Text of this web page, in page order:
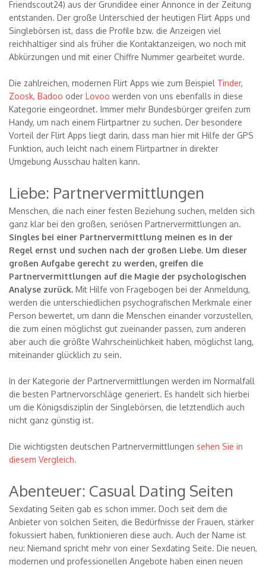
Friendscout24) aus der Grundidee einer Annonce in der Zeitung
entstanden. Der große Unterschied der heutigen Flirt Apps und
Singlebörsen ist, dass die Profile bzw. die Anzeigen viel
reichhaltiger sind als früher die Kontaktanzeigen, wo noch mit
Abkürzungen und mit einer Chiffre Nummer gearbeitet wurde.
Die zahlreichen, modernen Flirt Apps wie zum Beispiel Tinder,
Zoosk, Badoo oder Lovoo werden von uns ebenfalls in diese
Kategorie eingeordnet. Immer mehr Bundesbürger greifen zum
Handy, um nach einem Flirtpartner zu suchen. Der besondere
Vorteil der Flirt Apps liegt darin, dass man hier mit Hilfe der GPS
Funktion, auch leicht nach einem Flirtpartner in direkter
Umgebung Ausschau halten kann.
Liebe: Partnervermittlungen
Menschen, die nach einer festen Beziehung suchen, melden sich
ganz klar bei den großen, seriösen Partnervermittlungen an.
Singles bei einer Partnervermittlung meinen es in der
Regel ernst und suchen nach der großen Liebe. Um dieser
großen Aufgabe gerecht zu werden, greifen die
Partnervermittlungen auf die Magie der psychologischen
Analyse zurück. Mit Hilfe von Fragebogen bei der Anmeldung,
werden die unterschiedlichen psychografischen Merkmale einer
Person bewertet, um dann die Menschen einander vorzustellen,
die zum einen möglichst gut zueinander passen, zum anderen
aber auch die größte Wahrscheinlichkeit haben, möglichst lang,
miteinander glücklich zu sein.
In der Kategorie der Partnervermittlungen werden im Normalfall
die besten Partnervorschläge generiert. Es handelt sich hierbei
um die Königsdisziplin der Singlebörsen, die letztendlich auch
nicht ganz günstig ist.
Die wichtigsten deutschen Partnervermittlungen sehen Sie in
diesem Vergleich.
Abenteuer: Casual Dating Seiten
Sexdating Seiten gab es schon immer. Doch seit dem die
Anbieter von solchen Seiten, die Bedürfnisse der Frauen, stärker
fokussiert haben, funktionieren diese auch. Auch der Name ist
neu: Niemand spricht mehr von einer Sexdating Seite. Die neuen,
modernen und professionellen Angebote haben einen neuen